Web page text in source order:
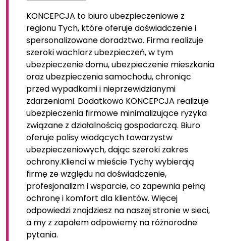
KONCEPCJA to biuro ubezpieczeniowe z
regionu Tych, które oferuje doświadczenie i
spersonalizowane doradztwo. Firma realizuje
szeroki wachlarz ubezpieczeń, w tym
ubezpieczenie domu, ubezpieczenie mieszkania
oraz ubezpieczenia samochodu, chroniąc
przed wypadkami i nieprzewidzianymi
zdarzeniami. Dodatkowo KONCEPCJA realizuje
ubezpieczenia firmowe minimalizujące ryzyka
związane z działalnością gospodarczą. Biuro
oferuje polisy wiodących towarzystw
ubezpieczeniowych, dając szeroki zakres
ochrony.Klienci w mieście Tychy wybierają
firmę ze względu na doświadczenie,
profesjonalizm i wsparcie, co zapewnia pełną
ochronę i komfort dla klientów. Więcej
odpowiedzi znajdziesz na naszej stronie w sieci,
a my z zapałem odpowiemy na różnorodne
pytania.